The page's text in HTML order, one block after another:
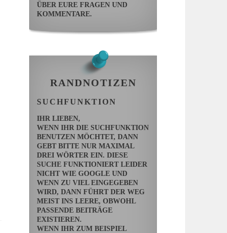
ÜBER EURE FRAGEN UND
KOMMENTARE.
RANDNOTIZEN
SUCHFUNKTION
IHR LIEBEN,
WENN IHR DIE SUCHFUNKTION
BENUTZEN MÖCHTET, DANN
GEBT BITTE NUR MAXIMAL
DREI WÖRTER EIN. DIESE
SUCHE FUNKTIONIERT LEIDER
NICHT WIE GOOGLE UND
WENN ZU VIEL EINGEGEBEN
WIRD, DANN FÜHRT DER WEG
MEIST INS LEERE, OBWOHL
PASSENDE BEITRÄGE
EXISTIEREN.
WENN IHR ZUM BEISPIEL